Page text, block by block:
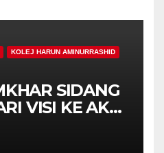
KOLEJ HARUN AMINURRASHID
SIDANG
VISI KE AKSI,
GENERASI